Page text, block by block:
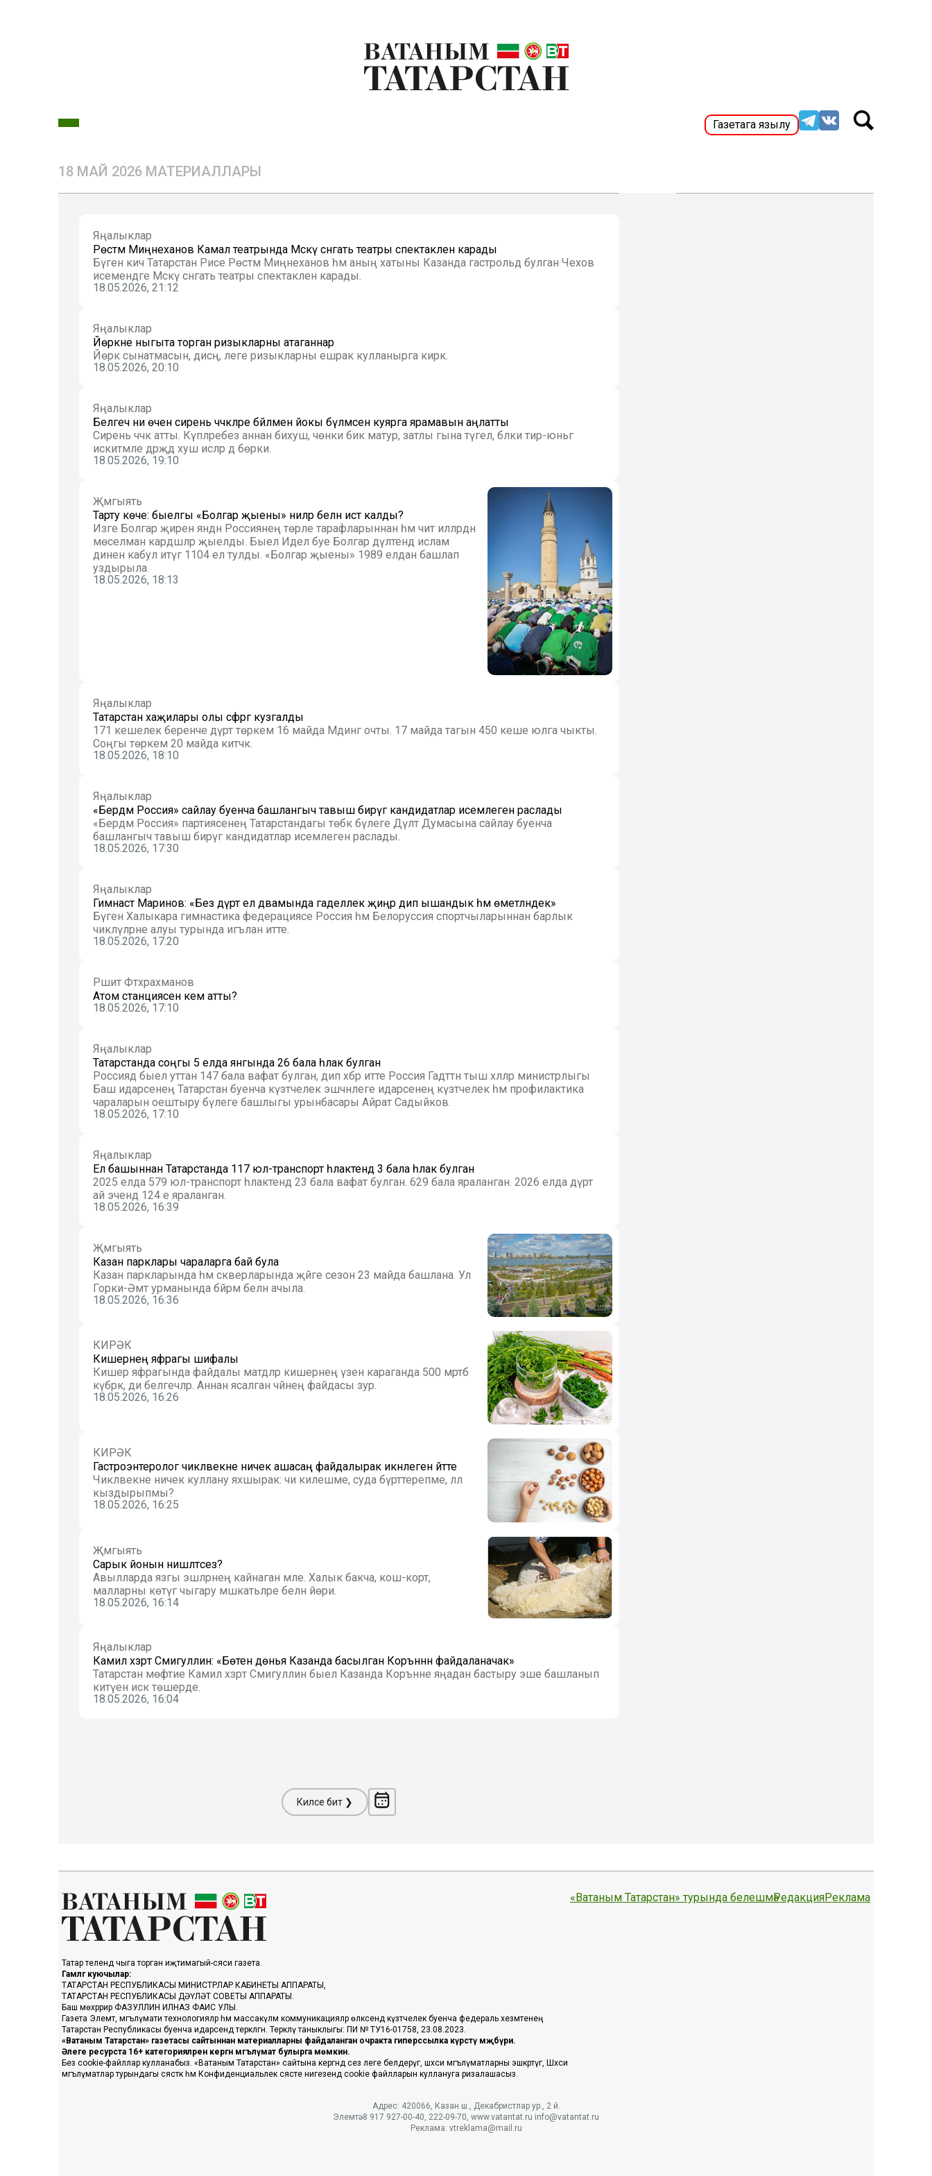
Газетага язылу
18 МАЙ 2026 МАТЕРИАЛЛАРЫ
Яңалыклар
Рөстәм Миңнеханов Камал театрында Мәскәү сәнгать театры спектаклен карады
Бүген кич Татарстан Рәисе Рөстәм Миңнеханов һәм аның хатыны Казанда гастрольдә булган Чехов
исемендәге Мәскәү сәнгать театры спектаклен карады.
18.05.2026, 21:12
Яңалыклар
Йөрәкне ныгыта торган ризыкларны атаганнар
Йөрәк сынатмасын, дисәң, әлеге ризыкларны ешрак кулланырга кирәк.
18.05.2026, 20:10
Яңалыклар
Белгеч ни өчен сирень чәчәкләре бәйләмен йокы бүлмәсенә куярга ярамавын аңлатты
Сирень чәчәк атты. Күпләребез аннан бихуш, чөнки бик матур, затлы гына түгел, бәлки тир-юньгә
искитмәле дәрәҗәдә хуш исләр дә бөрки.
18.05.2026, 19:10
Җәмгыять
Тарту көче: быелгы «Болгар җыены» ниләр белән истә калды?
Изге Болгар җиренә янәдән Россиянең төрле тарафларыннан һәм чит илләрдән
мөселман кардәшләр җыелды. Быел Идел буе Болгар дәүләтендә ислам
динен кабул итүгә 1104 ел тулды. «Болгар җыены» 1989 елдан башлап
уздырыла.
18.05.2026, 18:13
Яңалыклар
Татарстан хаҗилары олы сәфәргә кузгалды
171 кешелек беренче дүрт төркем 16 майда Мәдинәгә очты. 17 майда тагын 450 кеше юлга чыкты.
Соңгы төркем 20 майда китәчәк.
18.05.2026, 18:10
Яңалыклар
«Бердәм Россия» сайлау буенча башлангыч тавыш бирүгә кандидатлар исемлеген раслады
«Бердәм Россия» партиясенең Татарстандагы төбәк бүлеге Дәүләт Думасына сайлау буенча
башлангыч тавыш бирүгә кандидатлар исемлеген раслады.
18.05.2026, 17:30
Яңалыклар
Гимнаст Маринов: «Без дүрт ел дәвамында гаделлек җиңәр дип ышандык һәм өметләндек»
Бүген Халыкара гимнастика федерациясе Россия һәм Белоруссия спортчыларыннан барлык
чикләүләрне алуы турында игълан итте.
18.05.2026, 17:20
Рәшит Фәтхрахманов
Атом станциясенә кем атты?
18.05.2026, 17:10
Яңалыклар
Татарстанда соңгы 5 елда янгында 26 бала һәлак булган
Россиядә быел уттан 147 бала вафат булган, дип хәбәр итте Россия Гадәттән тыш хәлләр министрлыгы
Баш идарәсенең Татарстан буенча күзәтчелек эшчәнлеге идарәсенең күзәтчелек һәм профилактика
чараларын оештыру бүлеге башлыгы урынбасары Айрат Садыйков.
18.05.2026, 17:10
Яңалыклар
Ел башыннан Татарстанда 117 юл-транспорт һәлакәтендә 3 бала һәлак булган
2025 елда 579 юл-транспорт һәлакәтендә 23 бала вафат булган. 629 бала яраланган. 2026 елда дүрт
ай эчендә 124 е яраланган.
18.05.2026, 16:39
Җәмгыять
Казан парклары чараларга бай була
Казан паркларында һәм скверларында җәйге сезон 23 майда башлана. Ул
Горки-Әмәт урманында бәйрәм белән ачыла.
18.05.2026, 16:36
КИРӘК
Кишернең яфрагы шифалы
Кишер яфрагында файдалы матдәләр кишернең үзенә караганда 500 мәртәбә
күбрәк, ди белгечләр. Аннан ясалган чәйнең файдасы зур.
18.05.2026, 16:26
КИРӘК
Гастроэнтеролог чикләвекне ничек ашасаң файдалырак икәнлеген әйтте
Чикләвекне ничек куллану яхшырак: чи килешме, суда бүрттерепме, әллә
кыздырыпмы?
18.05.2026, 16:25
Җәмгыять
Сарык йонын нишләтәсез?
Авылларда язгы эшләрнең кайнаган мәле. Халык бакча, кош-корт,
малларны көтүгә чыгару мәшәкатьләре белән йөри.
18.05.2026, 16:14
Яңалыклар
Камил хәзрәт Сәмигуллин: «Бөтен дөнья Казанда басылган Коръәннән файдаланачак»
Татарстан мөфтие Камил хәзрәт Сәмигуллин быел Казанда Коръәнне яңадан бастыру эше башланып
китүен искә төшерде.
18.05.2026, 16:04
Киләсе бит ❯
Татар телендә чыга торган иҗтимагый-сәяси газета.
Гамәлгә куючылар:
ТАТАРСТАН РЕСПУБЛИКАСЫ МИНИСТРЛАР КАБИНЕТЫ АППАРАТЫ,
ТАТАРСТАН РЕСПУБЛИКАСЫ ДӘҮЛӘТ СОВЕТЫ АППАРАТЫ.
Баш мөхәррир ФАЗУЛЛИН ИЛНАЗ ФАИС УЛЫ.
Газета Элемтә, мәгълүмати технологияләр һәм массакүләм коммуникацияләр өлкәсендә күзәтчелек буенча федераль хезмәтенең
Татарстан Республикасы буенча идарәсендә теркәлгән. Теркәлү таныклыгы: ПИ № ТУ16-01758, 23.08.2023.
«Ватаным Татарстан» газетасы сайтыннан материалларны файдаланган очракта гиперссылка күрсәтү мәҗбүри.
Әлеге ресурста 16+ категорияләренә кергән мәгълүмат булырга мөмкин.
Без cookie-файллар кулланабыз. «Ватаным Татарстан» сайтына кергәндә сез әлеге белдерүгә, шәхси мәгълүматларны эшкәртүгә, Шәхси
мәгълүматлар турындагы сәясәткә һәм Конфиденциальлек сәясәте нигезендә cookie файлларын куллануга ризалашасыз.
«Ватаным Татарстан» турында белешмәРедакцияРеклама
Адрес: 420066, Казан ш., Декабристлар ур., 2 й.
Элемтә: 8 917 927-00-40, 222-09-70, www.vatantat.ru info@vatantat.ru
Реклама: vtreklama@mail.ru